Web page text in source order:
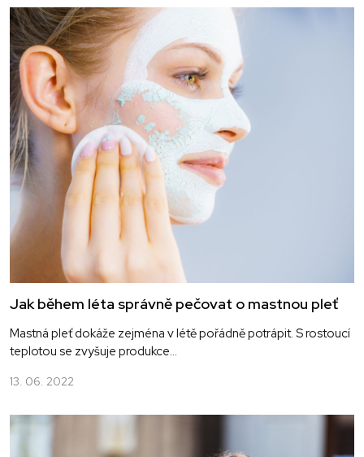
Jak během léta správně pečovat o mastnou pleť
Mastná pleť dokáže zejména v létě pořádně potrápit. S rostoucí
teplotou se zvyšuje produkce...
13. 06. 2022